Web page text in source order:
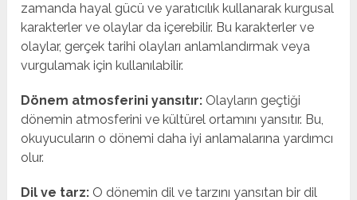
zamanda hayal gücü ve yaratıcılık kullanarak kurgusal
karakterler ve olaylar da içerebilir. Bu karakterler ve
olaylar, gerçek tarihi olayları anlamlandırmak veya
vurgulamak için kullanılabilir.
Dönem atmosferini yansıtır: Olayların geçtiği
dönemin atmosferini ve kültürel ortamını yansıtır. Bu,
okuyucuların o dönemi daha iyi anlamalarına yardımcı
olur.
Dil ve tarz: O dönemin dil ve tarzını yansıtan bir dil